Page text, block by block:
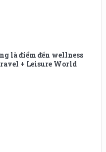
là điểm đến wellness
+ Leisure World